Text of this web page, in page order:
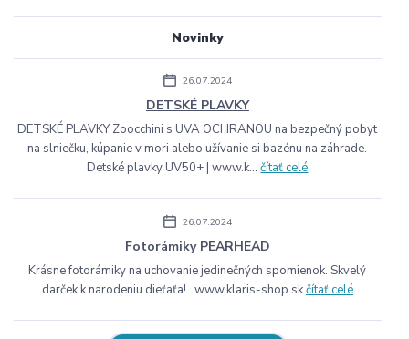
Novinky
26.07.2024
DETSKÉ PLAVKY
DETSKÉ PLAVKY Zoocchini s UVA OCHRANOU na bezpečný pobyt
na slniečku, kúpanie v mori alebo užívanie si bazénu na záhrade.
Detské plavky UV50+ | www.k...čítať celé
26.07.2024
Fotorámiky PEARHEAD
Krásne fotorámiky na uchovanie jedinečných spomienok. Skvelý
darček k narodeniu dieťaťa! www.klaris-shop.skčítať celé